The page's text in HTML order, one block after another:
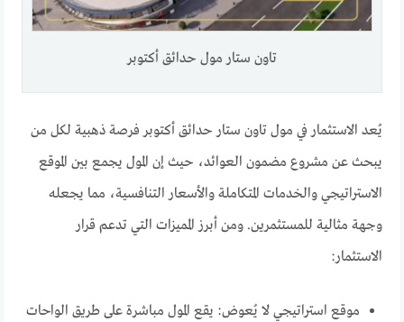
تاون ستار مول حدائق أكتوبر
يُعد الاستثمار في مول تاون ستار حدائق أكتوبر فرصة ذهبية لكل من
يبحث عن مشروع مضمون العوائد، حيث إن المول يجمع بين الموقع
الاستراتيجي والخدمات المتكاملة والأسعار التنافسية، مما يجعله
وجهة مثالية للمستثمرين. ومن أبرز المميزات التي تدعم قرار
الاستثمار:
موقع استراتيجي لا يُعوض: يقع المول مباشرة على طريق الواحات